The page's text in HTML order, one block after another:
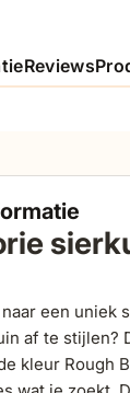
Reviews
een uniek
af te stijlen?
kleur Rough